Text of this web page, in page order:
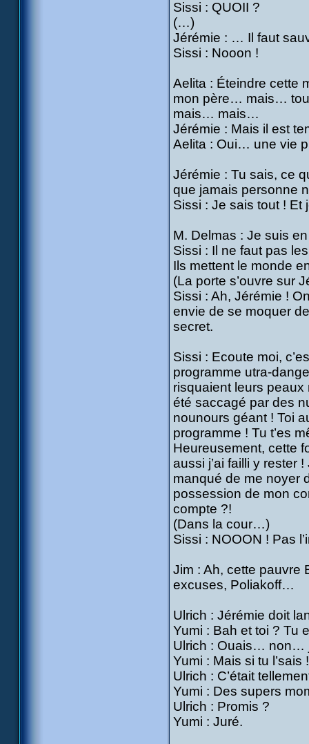
Sissi : QUOII ?
(…)
Jérémie : … Il faut
Sissi : Nooon !
Aelita : Éteindre cette
mon père… mais…
mais… mais…
Jérémie : Mais il est
Aelita : Oui… une vie
Jérémie : Tu sais, ce
que jamais personne
Sissi : Je sais tout ! Et
M. Delmas : Je suis
Sissi : Il ne faut pas
Ils mettent le monde
(La porte s’ouvre sur
Sissi : Ah, Jérémie !
envie de se moquer
secret.
Sissi : Ecoute moi,
programme utra-
risquaient leurs peaux
été saccagé par des
nounours géant ! Toi
programme ! Tu t’es
Heureusement, cette
aussi j’ai failli y rester
manqué de me noyer
possession de mon
compte ?!
(Dans la cour…)
Sissi : NOOON ! Pas
Jim : Ah, cette pauvre
excuses, Poliakoff…
Ulrich : Jérémie doit
Yumi : Bah et toi ? Tu
Ulrich : Ouais… non…
Yumi : Mais si tu l’sais !
Ulrich : C’était
Yumi : Des supers
Ulrich : Promis ?
Yumi : Juré.